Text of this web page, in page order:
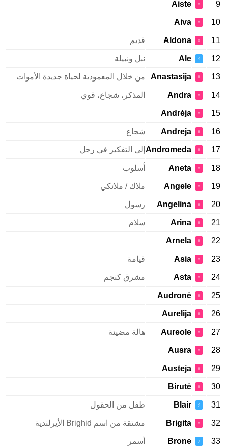
9
♀
Aiste
10
♀
Aiva
11
♀
Aldona قديم
12
♂
Ale نبل ونبيلة
13
♀
Anastasija من خلال المعمودية لحياة جديدة الأموات
14
♀
Andra المذكر، شجاع، قوي
15
♀
Andrėja
16
♀
Andreja شجاع
17
♀
Andromeda إلى التفكير في رجل
18
♀
Aneta أسلوب
19
♀
Angele ملاك / ملائكي
20
♀
Angelina رسول
21
♀
Arina سلام
22
♀
Arnela
23
♀
Asia قيامة
24
♀
Asta مشرق كنجم
25
♀
Audronė
26
♀
Aurelija
27
♀
Aureole هالة مضيئة
28
♀
Ausra
29
♀
Austeja
30
♀
Birutė
31
♂
Blair طفل من الحقول
32
♀
Brigita مشتقة من اسم Brighid الأيرلندية
33
♂
Brone أسمر